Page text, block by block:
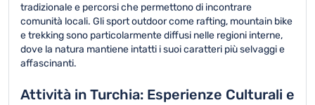
tradizionale e percorsi che permettono di incontrare
comunità locali. Gli sport outdoor come rafting, mountain bike
e trekking sono particolarmente diffusi nelle regioni interne,
dove la natura mantiene intatti i suoi caratteri più selvaggi e
affascinanti.
Attività in Turchia: Esperienze Culturali e